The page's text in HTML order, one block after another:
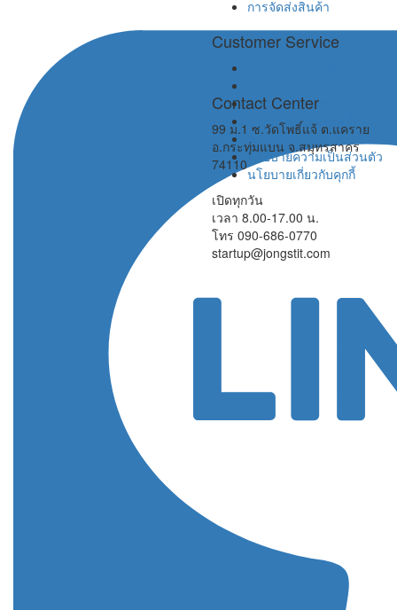
การจัดส่งสินค้า
Customer Service
คำถามที่พบบ่อย
นโยบายคุ้มครองผู้ซื้อ
ขอแคตตาล็อก
นโยบายความเป็นส่วนตัว
นโยบายเกี่ยวกับคุกกี้
Contact Center
99 ม.1 ซ.วัดโพธิ์แจ้ ต.แคราย
อ.กระทุ่มแบน จ.สมุทรสาคร
74110
เปิดทุกวัน
เวลา 8.00-17.00 น.
โทร 090-686-0770
startup@jongstit.com